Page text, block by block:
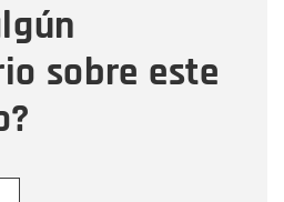
sobre este